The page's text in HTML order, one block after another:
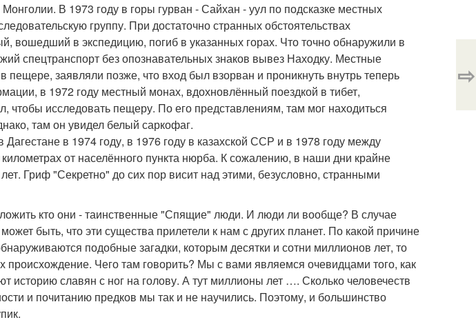
В 1973 году в горы гурван - Сайхан - уул по подсказке местных
группу. При достаточно странных обстоятельствах
вошедший в экспедицию, погиб в указанных горах. Что точно обнаружили в
спецтранспорт без опознавательных знаков вывез Находку. Местные
пещере, заявляли позже, что вход был взорван и проникнуть внутрь теперь
в 1972 году местный монах, вдохновлённый поездкой в тибет,
чтобы исследовать пещеру. По его представлениям, там мог находиться
там он увидел белый саркофаг.
в 1974 году, в 1976 году в казахской ССР и в 1978 году между
от населённого пункта нюрба. К сожалению, в наши дни крайне
Гриф "Секретно" до сих пор висит над этими, безусловно, странными
кто они - таинственные "Спящие" люди. И люди ли вообще? В случае
быть, что эти существа прилетели к нам с других планет. По какой причине
подобные загадки, которым десятки и сотни миллионов лет, то
происхождение. Чего там говорить? Мы с вами являемся очевидцами того, как
историю славян с ног на голову. А тут миллионы лет …. Сколько человечеств
и почитанию предков мы так и не научились. Поэтому, и большинство
⇨